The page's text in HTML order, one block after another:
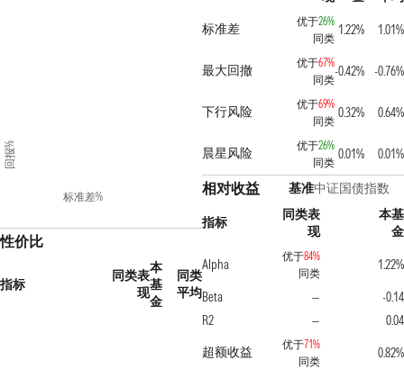
标准差%
回报%
性价比
指标
同类表
现
本
基
金
同类
平均
标准差
优于26%
同类
1.22% 1.01%
最大回撤 优于67%
同类
-0.42% -0.76%
下行风险 优于69%
同类
0.32% 0.64%
晨星风险 优于26%
同类
0.01% 0.01%
相对收益 基准中证国债指数
指标
同类表
现
本基
金
Alpha
优于84%
同类
1.22%
Beta
—
-0.14
R2
—
0.04
超额收益
优于71%
同类
0.82%